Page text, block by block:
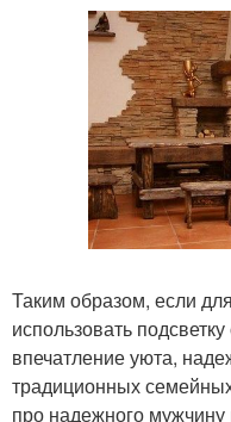
Таким образом, если
использовать
впечатление уюта,
традиционных
про надежного мужчину